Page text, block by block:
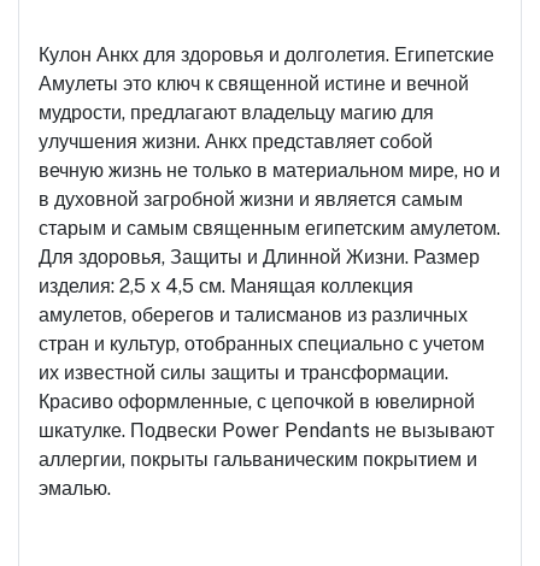
Кулон Анкх для здоровья и долголетия. Египетские
Амулеты это ключ к священной истине и вечной
мудрости, предлагают владельцу магию для
улучшения жизни. Анкх представляет собой
вечную жизнь не только в материальном мире, но и
в духовной загробной жизни и является самым
старым и самым священным египетским амулетом.
Для здоровья, Защиты и Длинной Жизни. Размер
изделия: 2,5 х 4,5 см. Манящая коллекция
амулетов, оберегов и талисманов из различных
стран и культур, отобранных специально с учетом
их известной силы защиты и трансформации.
Красиво оформленные, с цепочкой в ювелирной
шкатулке. Подвески Power Pendants не вызывают
аллергии, покрыты гальваническим покрытием и
эмалью.